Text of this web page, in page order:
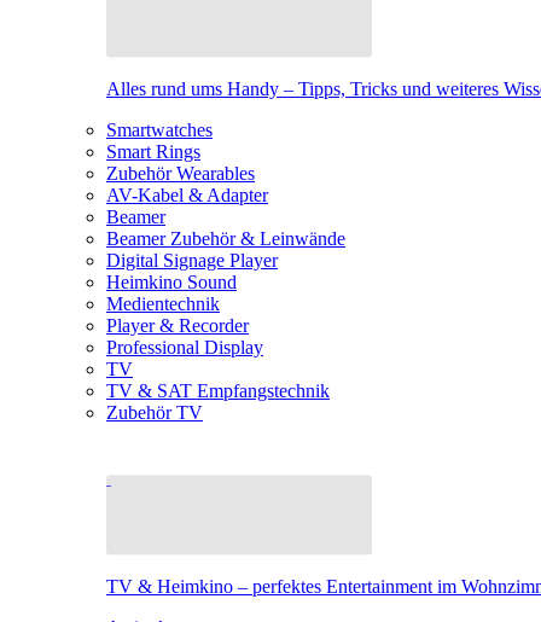
Alles rund ums Handy – Tipps, Tricks und weiteres
Smartwatches
Smart Rings
Zubehör Wearables
AV-Kabel & Adapter
Beamer
Beamer Zubehör & Leinwände
Digital Signage Player
Heimkino Sound
Medientechnik
Player & Recorder
Professional Display
TV
TV & SAT Empfangstechnik
Zubehör TV
TV & Heimkino – perfektes Entertainment im